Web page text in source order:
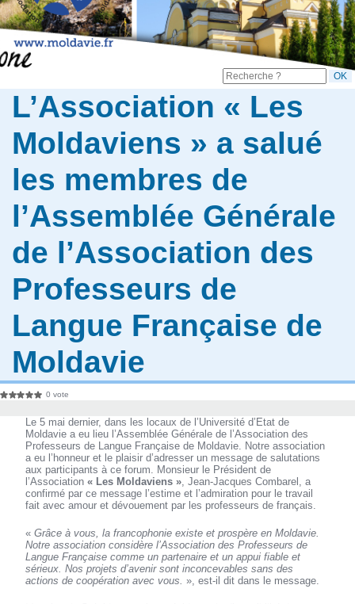
L’Association « Les
Moldaviens » a salué
les membres de
l’Assemblée Générale
de l’Association des
Professeurs de
Langue Française de
Moldavie
0 vote
Le 5 mai dernier, dans les locaux de l’Université d’Etat de
Moldavie a eu lieu l’Assemblée Générale de l’Association des
Professeurs de Langue Française de Moldavie. Notre association
a eu l’honneur et le plaisir d’adresser un message de salutations
aux participants à ce forum. Monsieur le Président de
l’Association« Les Moldaviens », Jean-Jacques Combarel, a
confirmé par ce message l’estime et l’admiration pour le travail
fait avec amour et dévouement par les professeurs de français.
«Grâce à vous, la francophonie existe et prospère en Moldavie.
Notre association considère l’Association des Professeurs de
Langue Française comme un partenaire et un appui fiable et
sérieux. Nos projets d’avenir sont inconcevables sans des
actions de coopération avec vous. », est-il dit dans le message.